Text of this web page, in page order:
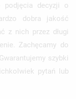
podjęcia decyzji o
dobra jakość
z nich przez długi
Zachęcamy do
szybki
pytań lub